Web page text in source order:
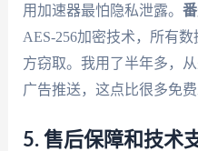
用加速器最怕隐私泄露。
AES-256加密技术，所有
方窃取。我用了半年多，
广告推送，这点比很多免费
5. 售后保障和技术